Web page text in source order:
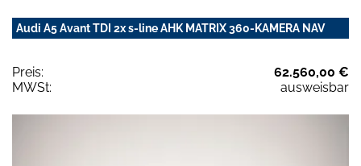
Audi A5 Avant TDI 2x s-line AHK MATRIX 360-KAMERA NAV
Preis:
62.560,00 €
MWSt:
ausweisbar